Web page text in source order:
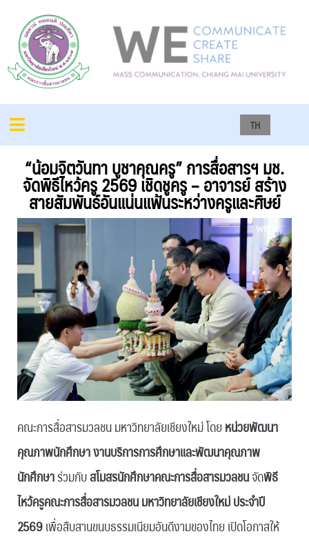
TH
“น้อมจิตวันทา บูชาคุณครู” การสื่อสารฯ มช.
จัดพิธีไหว้ครู 2569 เชิดชูครู – อาจารย์ สร้าง
สายสัมพันธ์อันแน่นแฟ้นระหว่างครูและศิษย์
คณะการสื่อสารมวลชน มหาวิทยาลัยเชียงใหม่ โดยหน่วยพัฒนา
คุณภาพนักศึกษา งานบริการการศึกษาและพัฒนาคุณภาพ
นักศึกษาร่วมกับสโมสรนักศึกษาคณะการสื่อสารมวลชนจัดพิธี
ไหว้ครูคณะการสื่อสารมวลชน มหาวิทยาลัยเชียงใหม่ ประจำปี
2569เพื่อสืบสานขนบธรรมเนียมอันดีงามของไทย เปิดโอกาสให้